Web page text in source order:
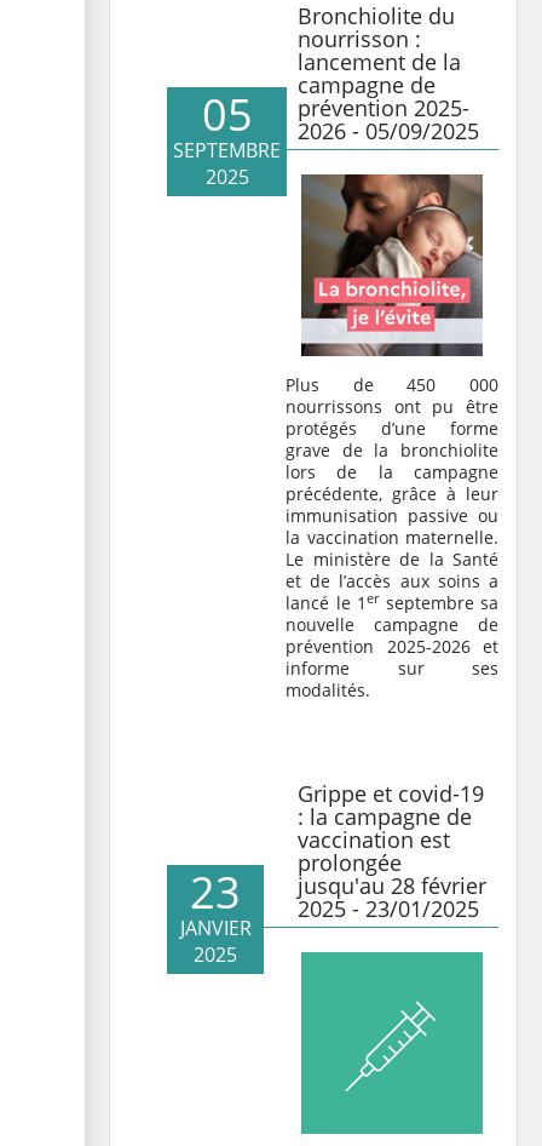
Bronchiolite du
nourrisson :
lancement de la
campagne de
prévention 2025-
2026 - 05/09/2025
05
SEPTEMBRE
2025
Plus de 450 000
nourrissons ont pu être
protégés d’une forme
grave de la bronchiolite
lors de la campagne
précédente, grâce à leur
immunisation passive ou
la vaccination maternelle.
Le ministère de la Santé
et de l’accès aux soins a
lancé le 1 erseptembre sa
nouvelle campagne de
prévention 2025-2026 et
informe sur ses
modalités.
Grippe et covid-19
: la campagne de
vaccination est
prolongée
jusqu'au 28 février
2025 - 23/01/2025
23
JANVIER
2025